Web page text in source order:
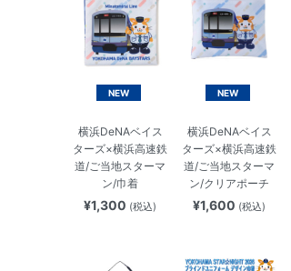
NEW
横浜DeNAベイス
ターズ×横浜高速鉄
道/ご当地スターマ
ン/巾着
¥1,300 (税込)
NEW
横浜DeNAベイス
ターズ×横浜高速鉄
道/ご当地スターマ
ン/クリアポーチ
¥1,600 (税込)